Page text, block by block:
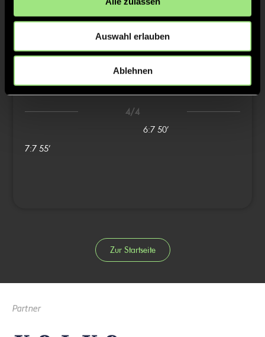
Auswahl erlauben
Ablehnen
4:5
5:5 38’
5:6
6:6 45’
4/4
6:7 50’
7:7 55’
Zur Startseite
Partner